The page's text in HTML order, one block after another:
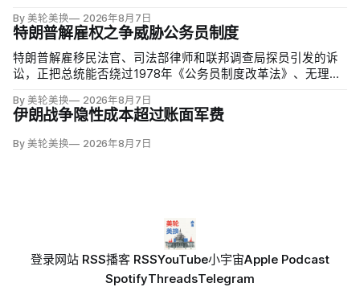
By 美轮美换 2026年8月7日
特朗普解雇权之争威胁公务员制度
特朗普解雇移民法官、司法部律师和联邦调查局探员引发的诉
讼，正把总统能否绕过1978年《公务员制度改革法》、无理由
天将全院审理两名前移民法官梅根·杰克勒（Megan Jackler）
和布兰登·贾罗赫（Brandon Jaroc…
By 美轮美换 2026年8月7日
伊朗战争隐性成本超过账面军费
By 美轮美换 2026年8月7日
登录网站 RSS播客 RSSYouTube小宇宙Apple Podcast
SpotifyThreadsTelegram